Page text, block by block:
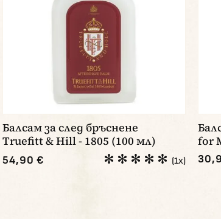
Балсам за след бръснене
Truefitt & Hill - 1805 (100 мл)
54,90 € (1x)
for